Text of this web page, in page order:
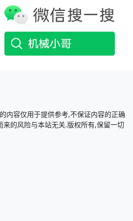
内容仅用于提供参考,不保证内容的正确
的风险与本站无关.版权所有,保留一切